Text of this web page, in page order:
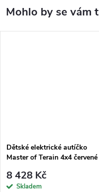
Dětské elektrické autíčko
Master of Terain 4x4 červené
8 428 Kč
Skladem